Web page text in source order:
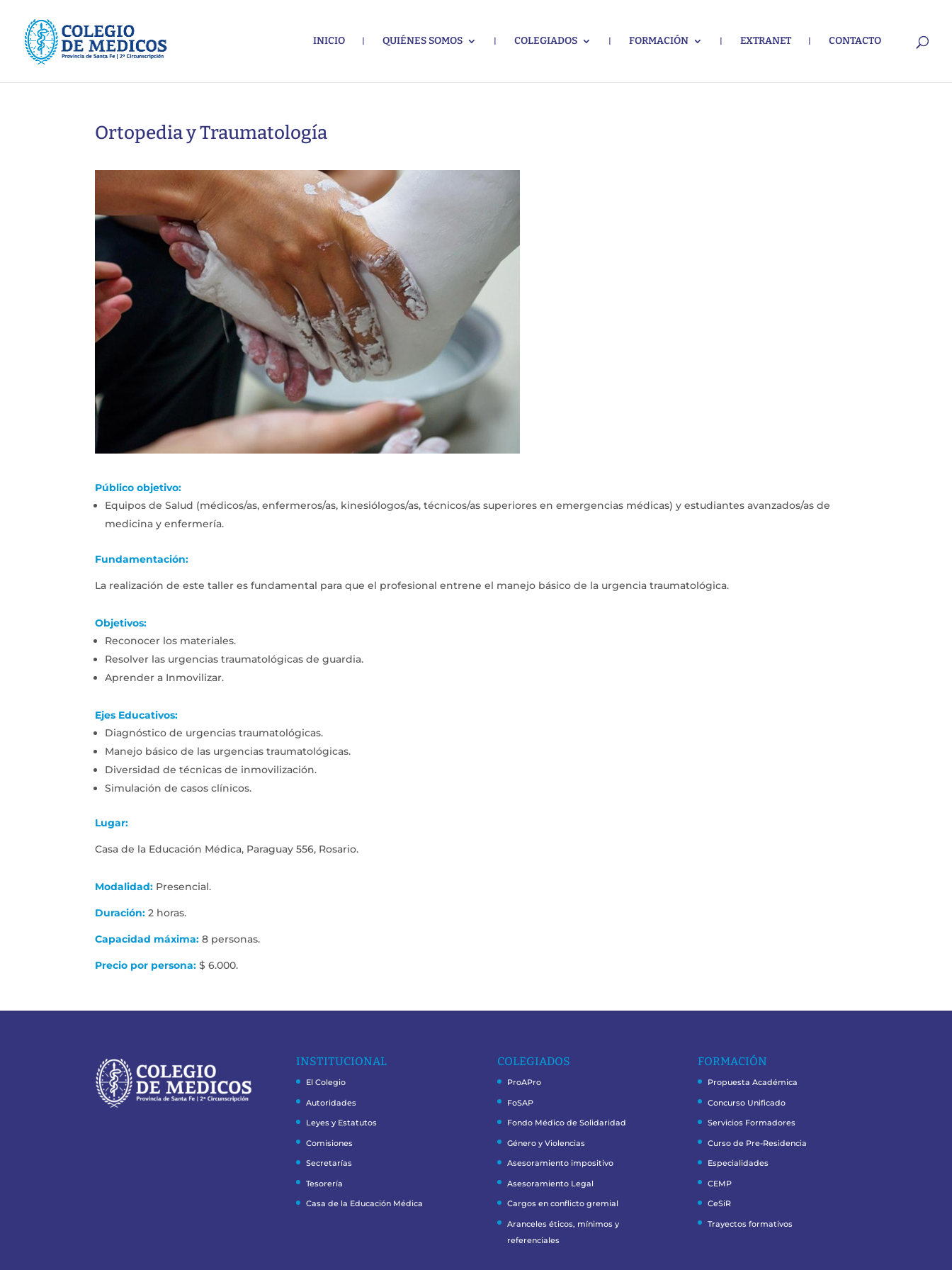
INICIO QUIÉNES SOMOS COLEGIADOS FORMACIÓN EXTRANET CONTACTO
Ortopedia y Traumatología
Público objetivo:
Equipos de Salud (médicos/as, enfermeros/as, kinesiólogos/as, técnicos/as superiores en emergencias médicas) y estudiantes avanzados/as de
medicina y enfermería.
Fundamentación:
La realización de este taller es fundamental para que el profesional entrene el manejo básico de la urgencia traumatológica.
Objetivos:
Reconocer los materiales.
Resolver las urgencias traumatológicas de guardia.
Aprender a Inmovilizar.
Ejes Educativos:
Diagnóstico de urgencias traumatológicas.
Manejo básico de las urgencias traumatológicas.
Diversidad de técnicas de inmovilización.
Simulación de casos clínicos.
Lugar:
Casa de la Educación Médica, Paraguay 556, Rosario.
Modalidad: Presencial.
Duración:2 horas.
Capacidad máxima:8 personas.
Precio por persona:$ 6.000.
INSTITUCIONAL
El Colegio
Autoridades
Leyes y Estatutos
Comisiones
Secretarías
Tesorería
Casa de la Educación Médica
COLEGIADOS
ProAPro
FoSAP
Fondo Médico de Solidaridad
Género y Violencias
Asesoramiento impositivo
Asesoramiento Legal
Cargos en conflicto gremial
Aranceles éticos, mínimos y
referenciales
FORMACIÓN
Propuesta Académica
Concurso Unificado
Servicios Formadores
Curso de Pre-Residencia
Especialidades
CEMP
CeSiR
Trayectos formativos